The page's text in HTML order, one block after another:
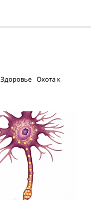
Здоровье Охота к